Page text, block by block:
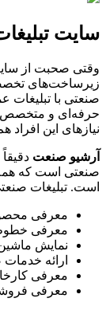
سایت
وقتی صحبت از
زیرساخت‌های
صنعتی با تبلیغات
حرفه‌ای و متخصص
نیازهای این افراد
آرشیو صنعت
صنعتی است که همه
است. تبلیغات
معرفی
معرفی
نمایش
ارائه
معرفی
معرفی